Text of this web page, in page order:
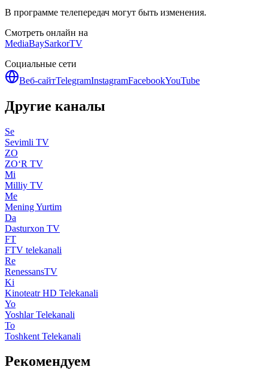
В программе телепередач могут быть изменения.
Смотреть онлайн на
MediaBaySarkorTV
Социальные сети
Веб-сайтTelegramInstagramFacebookYouTube
Другие каналы
Se
Sevimli TV
ZO
ZO‘R TV
Mi
Milliy TV
Me
Mening Yurtim
Da
Dasturxon TV
FT
FTV telekanali
Re
RenessansTV
Ki
Kinoteatr HD Telekanali
Yo
Yoshlar Telekanali
To
Toshkent Telekanali
Рекомендуем